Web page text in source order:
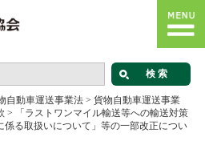
自動車運送事業法> 貨物自動車運送事業
>
「ラストワンマイル輸送等への輸送対策
係る取扱いについて」等の一部改正につい